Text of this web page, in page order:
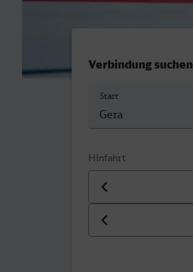
Verbindung suchen
Start
Hinfahrt
Datum der Hinfahrt
Uhrzeit der Hinfahrt